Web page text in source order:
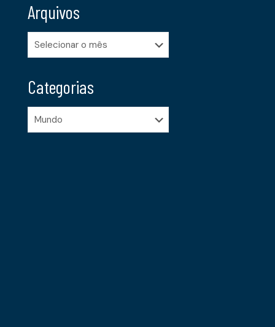
Arquivos
Arquivos
Categorias
Categorias